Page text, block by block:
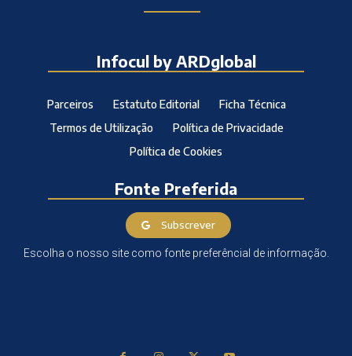
Infocul by ARDglobal
Parceiros Estatuto Editorial
Ficha Técnica
Termos de Utilização
Política de Privacidade
Política de Cookies
Fonte Preferida
Subscrever
Escolha o nosso site como fonte preferêncial de informação.